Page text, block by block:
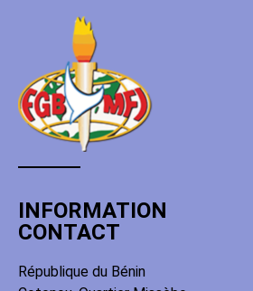
INFORMATION
CONTACT
République du Bénin